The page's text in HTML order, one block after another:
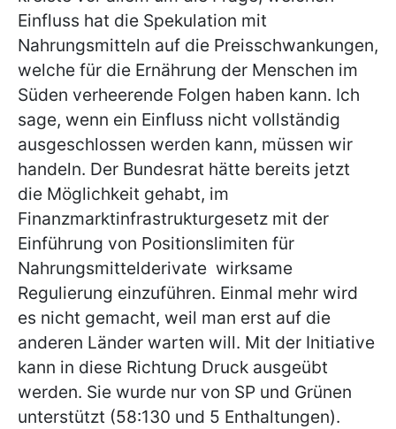
Einfluss hat die Spekulation mit
Nahrungsmitteln auf die Preisschwankungen,
welche für die Ernährung der Menschen im
Süden verheerende Folgen haben kann. Ich
sage, wenn ein Einfluss nicht vollständig
ausgeschlossen werden kann, müssen wir
handeln. Der Bundesrat hätte bereits jetzt
die Möglichkeit gehabt, im
Finanzmarktinfrastrukturgesetz mit der
Einführung von Positionslimiten für
Nahrungsmittelderivate wirksame
Regulierung einzuführen. Einmal mehr wird
es nicht gemacht, weil man erst auf die
anderen Länder warten will. Mit der Initiative
kann in diese Richtung Druck ausgeübt
werden. Sie wurde nur von SP und Grünen
unterstützt (58:130 und 5 Enthaltungen).